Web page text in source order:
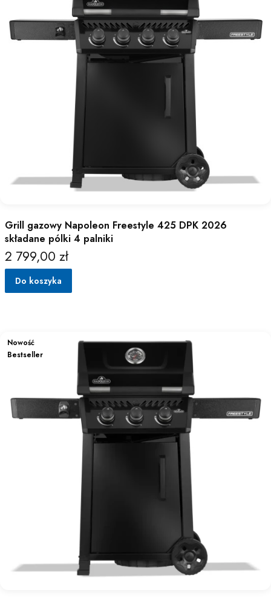
Grill gazowy Napoleon Freestyle 425 DPK 2026
składane pólki 4 palniki
Cena
2 799,00 zł
Do koszyka
Nowość
Bestseller